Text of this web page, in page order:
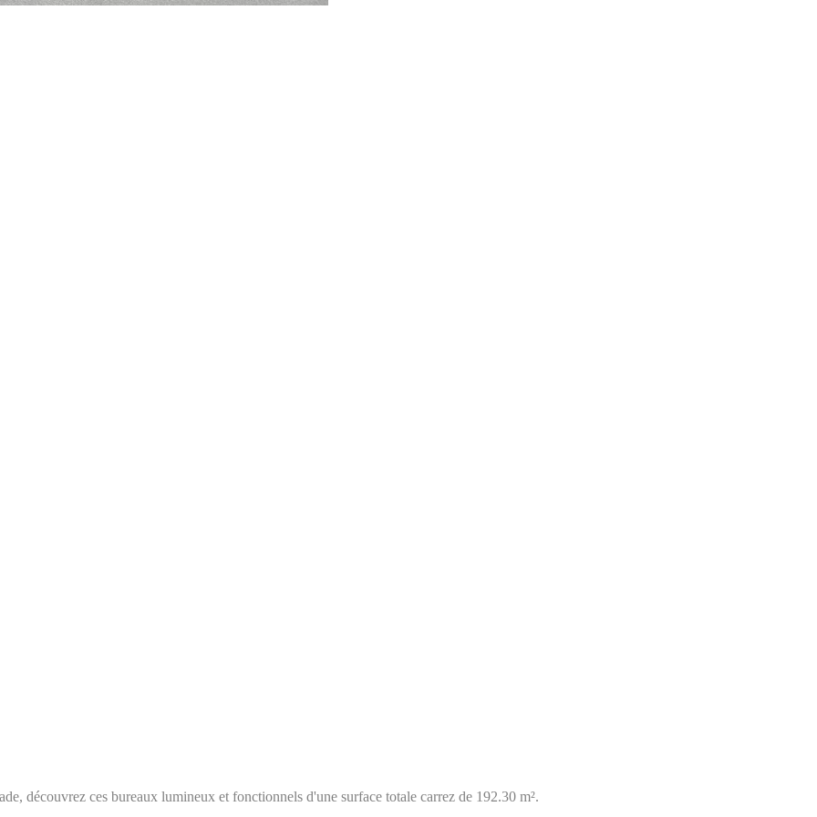
découvrez ces bureaux lumineux et fonctionnels d'une surface totale carrez de 192.30 m².